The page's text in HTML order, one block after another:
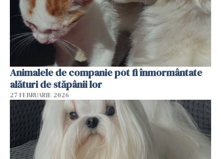
Animalele de companie pot fi înmormântate
alături de stăpânii lor
27 FEBRUARIE 2026